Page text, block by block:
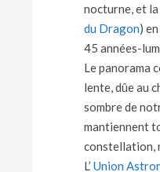
nocturne, et la
du Dragon)
45 années-
Le panorama
lente, dûe au
sombre de
mantiennent
constellation,
L’ Union